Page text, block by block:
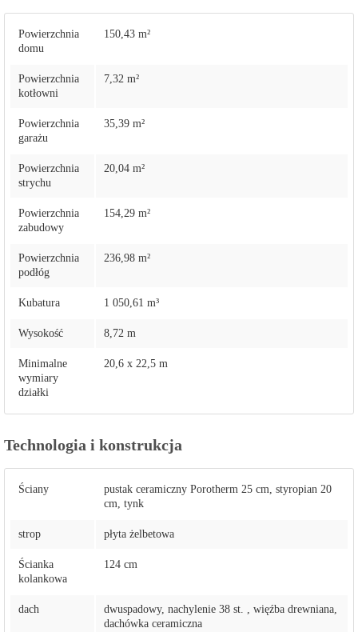
Powierzchnia
domu
150,43 m²
Powierzchnia
kotłowni
7,32 m²
Powierzchnia
garażu
35,39 m²
Powierzchnia
strychu
20,04 m²
Powierzchnia
zabudowy
154,29 m²
Powierzchnia
podłóg
236,98 m²
Kubatura 1 050,61 m³
Wysokość 8,72 m
Minimalne
wymiary
działki
20,6 x 22,5 m
Technologia i konstrukcja
Ściany
pustak ceramiczny Porotherm 25 cm, styropian 20
cm, tynk
strop płyta żelbetowa
Ścianka
kolankowa
124 cm
dach
dwuspadowy, nachylenie 38 st. , więźba drewniana,
dachówka ceramiczna